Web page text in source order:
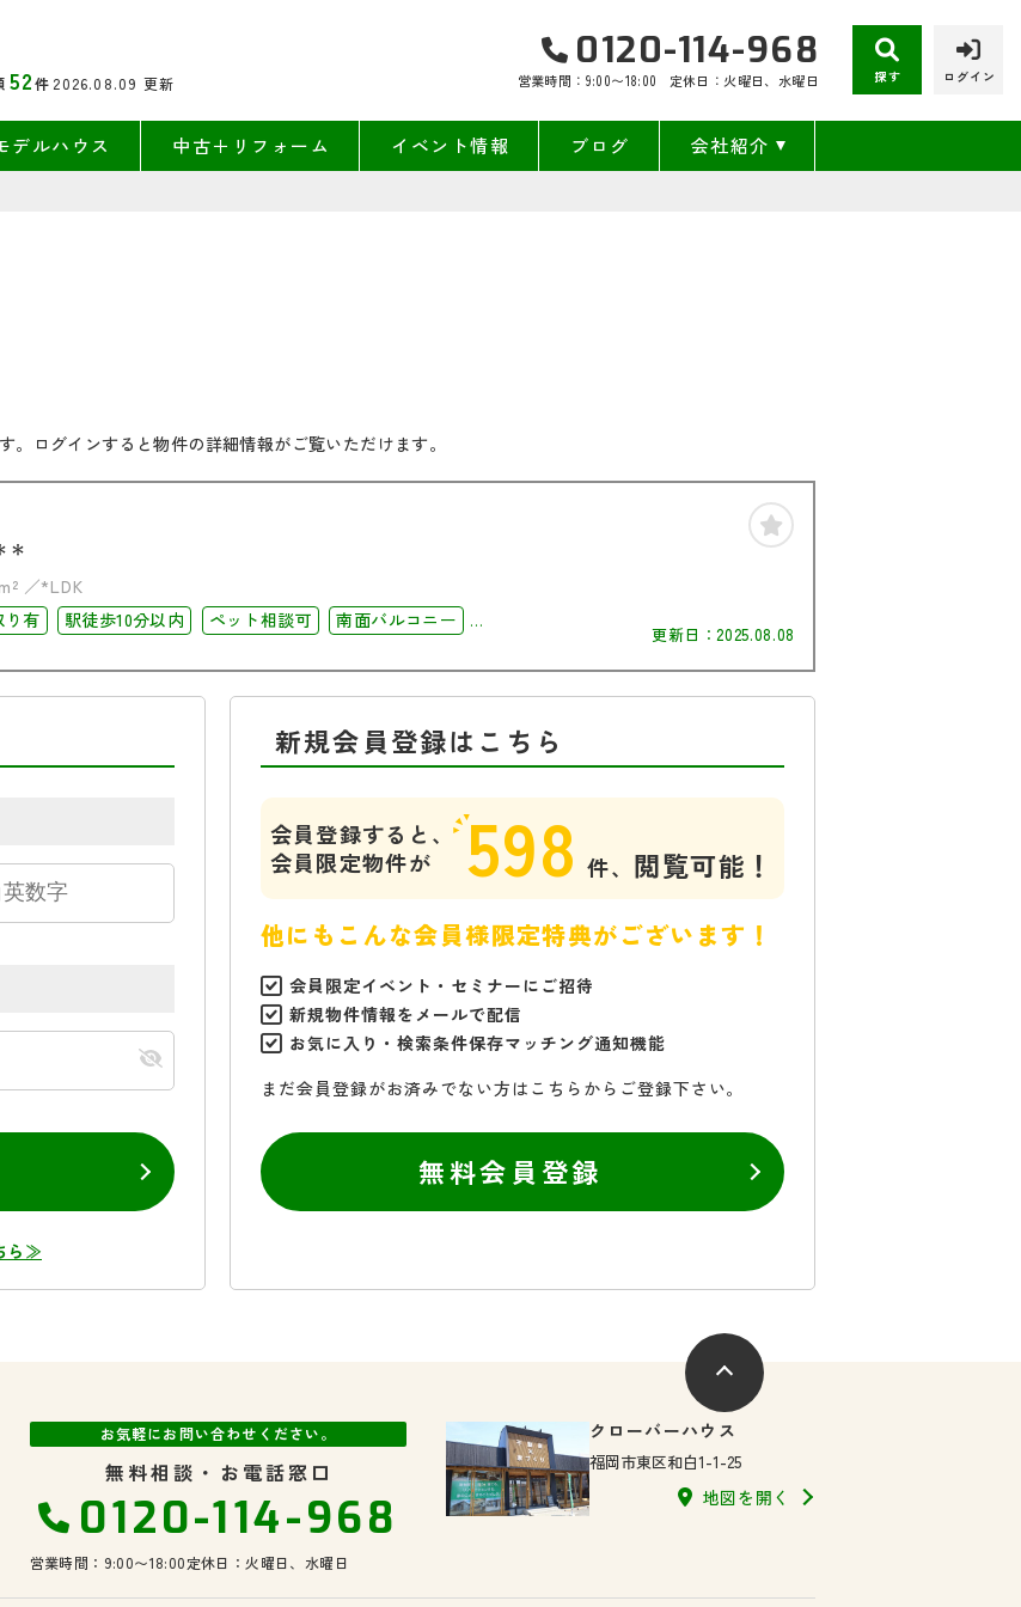
52件 2026.08.09 更新
0120-114-968
営業時間：9:00〜18:00 定休日：火曜日、水曜日 探す ログイン
デルハウス 中古＋リフォーム イベント情報 ブログ 会社紹介
ログインすると物件の詳細情報がご覧いただけます。
＊
*LDK
り有 駅徒歩10分以内 ペット相談可
南面バルコニー
更新日：2025.08.08
ら≫
新規会員登録はこちら
会員登録すると、
会員限定物件が
598 件、 閲覧可能！
他にもこんな会員様限定特典がございます！
会員限定イベント・セミナーにご招待
新規物件情報をメールで配信
お気に入り・検索条件保存マッチング通知機能
まだ会員登録がお済みでない方はこちらからご登録下さい。
無料会員登録
お気軽にお問い合わせください。
無料相談・お電話窓口
0120-114-968
営業時間：9:00〜18:00定休日：火曜日、水曜日
クローバーハウス
福岡市東区和白1-1-25
地図を開く